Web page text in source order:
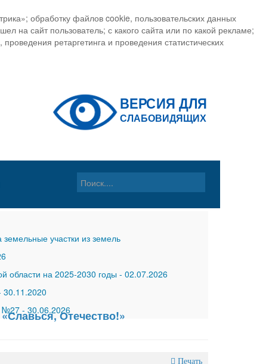
обработку файлов cookie, пользовательских данных
на сайт пользователь; с какого сайта или по какой рекламе;
ретаргетинга и проведения статистических
участки из земель
области на 2025-2030 годы - 02.07.2026
30.11.2020
№27 - 30.06.2026Отечество!»
Печать